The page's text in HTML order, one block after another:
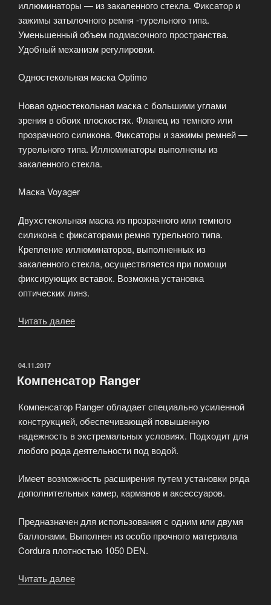
иллюминаторы — из закаленного стекла. Фиксатор и
зажимы затылочного ремня -турельного типа.
Уменьшенный объем подмасочного пространства.
Удобный механизм регулировки.
Одностекольная маска Optimo
Новая одностекольная маска с большими углами
зрения в обоих плоскостях. Фланец из темного или
прозрачного силикона. Фиксаторы и зажимы ремней —
турельного типа. Иллюминаторы выполнены из
закаленного стекла.
Маска Voyager
Двухстекольная маска из прозрачного или темного
силикона с фиксаторами ремня турельного типа.
Крепление иллюминаторов, выполненных из
закаленного стекла, осуществляется при помощи
фиксирующих вставок. Возможна установка
оптических линз.
Читать далее
ОПУБЛИКОВАНО
04.11.2017
Компенсатор Ranger
Компенсатор Ranger обладает специально усиленной
конструкцией, обеспечивающей повышенную
надежность в экстремальных условиях. Подходит для
любого рода деятельности под водой.
Имеет возможность расширения путем установки ряда
дополнительных камер, карманов и аксессуаров.
Предназначен для использования с одним или двумя
баллонами. Выполнен из особо прочного материала
Cordura плотностью 1050 DEN.
Читать далее